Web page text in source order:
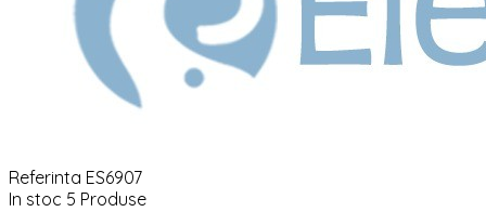
Referinta ES6907
In stoc 5 Produse